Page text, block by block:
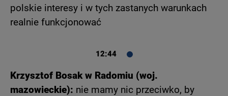
polskie interesy i w tych zastanych warunkach
realnie funkcjonować
12:44
Krzysztof Bosak w Radomiu (woj.
mazowieckie): nie mamy nic przeciwko, by